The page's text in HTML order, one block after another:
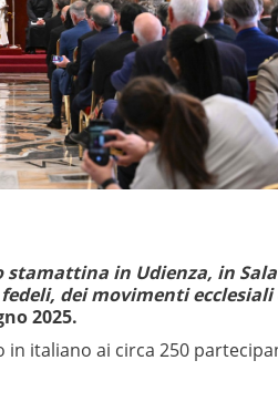
stamattina in Udienza, in
dei movimenti
2025.
italiano ai circa 250